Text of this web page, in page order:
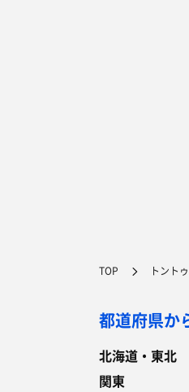
TOP トント
都道府県か
北海道・東北
関東